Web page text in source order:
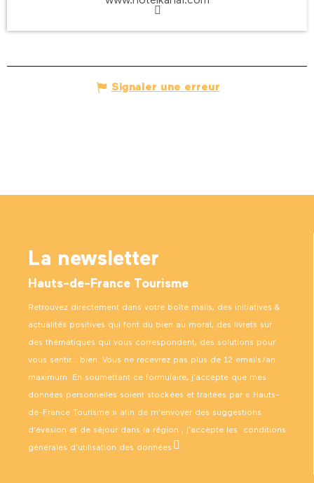
Signaler une erreur
La newsletter
Hauts-de-France Tourisme
Retrouvez directement dans votre boîte mails, des initiatives &
actualités positives qui font du bien au moral, des livrets sur
des thématiques qui vous correspondent, des solutions pour
vous sentir… bien. Vous ne recevrez pas plus de 12 emails/an
maximum. En soumettant ce formulaire, j’accepte que mes
données personnelles soient stockées et traitées par « Hauts-
de-France Tourisme » afin de m’envoyer des suggestions
d’évasion et de séjour dans la région ; j’accepte les conditions
générales d’utilisation des données .